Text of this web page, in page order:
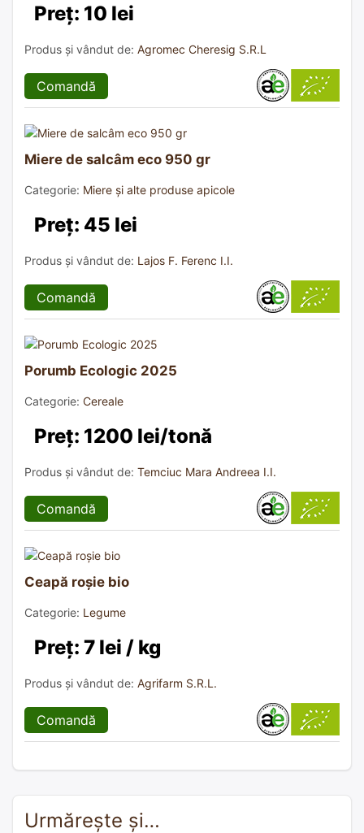
Preț: 10 lei
Produs și vândut de: Agromec Cheresig S.R.L
Comandă
Miere de salcâm eco 950 gr
Categorie: Miere și alte produse apicole
Preț: 45 lei
Produs și vândut de: Lajos F. Ferenc I.I.
Comandă
Porumb Ecologic 2025
Categorie: Cereale
Preț: 1200 lei/tonă
Produs și vândut de: Temciuc Mara Andreea I.I.
Comandă
Ceapă roșie bio
Categorie: Legume
Preț: 7 lei / kg
Produs și vândut de: Agrifarm S.R.L.
Comandă
Urmărește și…